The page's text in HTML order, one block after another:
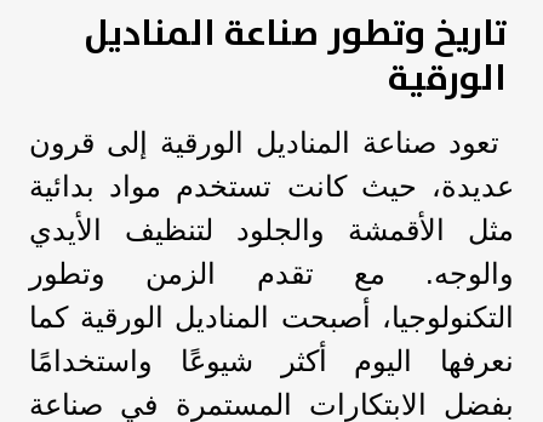
تاريخ وتطور صناعة المناديل
الورقية
تعود صناعة المناديل الورقية إلى قرون
عديدة، حيث كانت تستخدم مواد بدائية
مثل الأقمشة والجلود لتنظيف الأيدي
والوجه. مع تقدم الزمن وتطور
التكنولوجيا، أصبحت المناديل الورقية كما
نعرفها اليوم أكثر شيوعًا واستخدامًا
بفضل الابتكارات المستمرة في صناعة